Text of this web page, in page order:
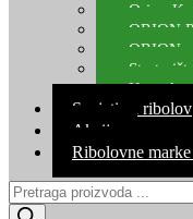
Orion
ORION
ORION
Start
Kontakt
Savjeti za ribolov
Akcija
Ribolovne
Products
search